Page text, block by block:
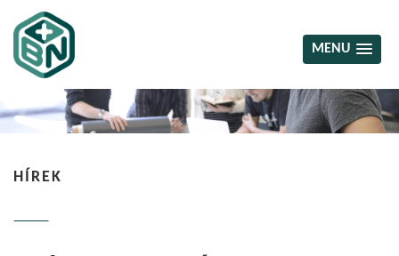
MENU
HÍREK